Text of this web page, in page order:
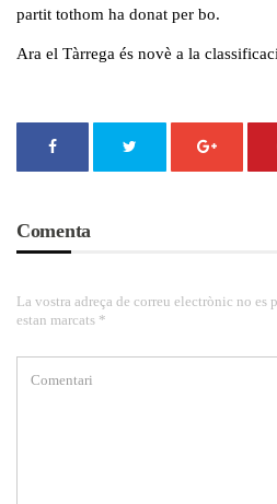
partit tothom ha donat per bo.
Ara el Tàrrega és novè a la
Comenta
La vostra adreça de correu electrònic no
estan marcats *